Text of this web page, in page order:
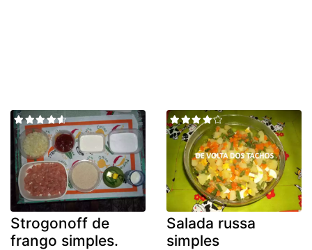
Strogonoff de
frango simples.
Salada russa
simples